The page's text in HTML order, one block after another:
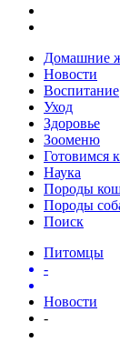
Домашние
Новости
Воспитание
Уход
Здоровье
Зооменю
Готовимся
Наука
Породы
Породы
Поиск
Питомцы
-
Новости
-